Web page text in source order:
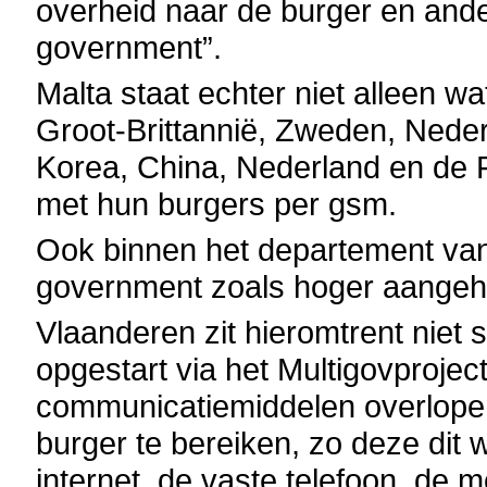
overheid naar de burger en
government”.
Malta staat echter niet alleen
Groot-Brittannië, Zweden,
Korea, China, Nederland en de
met hun burgers per gsm.
Ook binnen het departement
government zoals hoger
Vlaanderen zit hieromtrent niet
opgestart via het
communicatiemiddelen
burger te bereiken, zo deze dit